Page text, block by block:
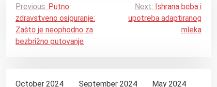
P
o
s
a
Previous: Putno
zdravstveno osiguranje:
Zašto je neophodno za
bezbrižno putovanje
Next: Ishrana beba i
upotreba adaptiranog
mleka
October 2024 September 2024
May 2024